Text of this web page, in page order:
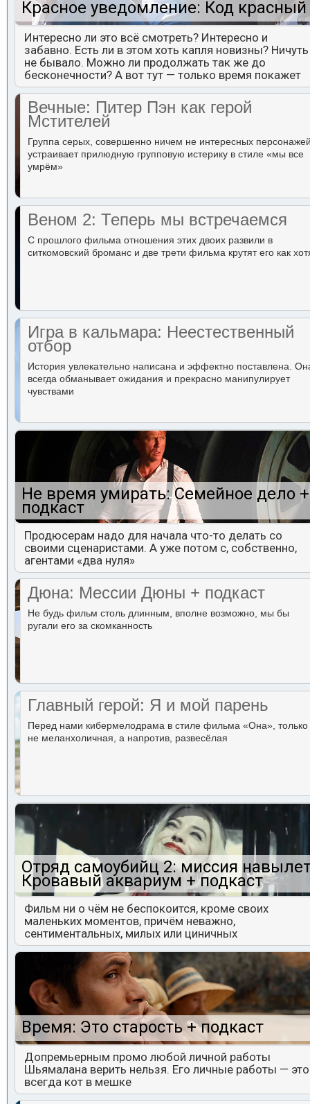
Красное уведомление: Код красный
Интересно ли это всё смотреть? Интересно и
забавно. Есть ли в этом хоть капля новизны? Ничуть
не бывало. Можно ли продолжать так же до
бесконечности? А вот тут — только время покажет
Вечные: Питер Пэн как герой
Мстителей
Группа серых, совершенно ничем не интересных
устраивает прилюдную групповую истерику в стиле «мы все
умрём»
Веном 2: Теперь мы встречаемся
С прошлого фильма отношения этих двоих развили в
ситкомовский броманс и две трети фильма крутят его как
Игра в кальмара: Неестественный
отбор
История увлекательно написана и эффектно поставлена.
всегда обманывает ожидания и прекрасно манипулирует
чувствами
Не время умирать: Семейное дело +
подкаст
Продюсерам надо для начала что-то делать со
своими сценаристами. А уже потом с, собственно,
агентами «два нуля»
Дюна: Мессии Дюны + подкаст
Не будь фильм столь длинным, вполне возможно, мы бы
ругали его за скомканность
Главный герой: Я и мой парень
Перед нами кибермелодрама в стиле фильма «Она», только
не меланхоличная, а напротив, развесёлая
Отряд самоубийц 2: миссия
Кровавый аквариум + подкаст
Фильм ни о чём не беспокоится, кроме своих
маленьких моментов, причём неважно,
сентиментальных, милых или циничных
Время: Это старость + подкаст
Допремьерным промо любой личной работы
Шьямалана верить нельзя. Его личные работы — это
всегда кот в мешке